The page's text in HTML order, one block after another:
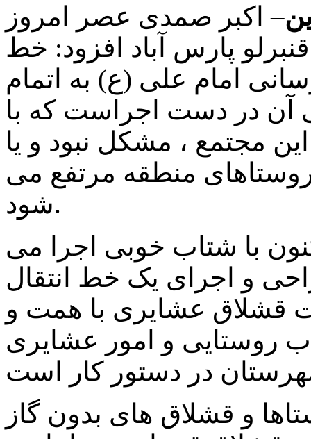
– اکبر صمدی عصر امروز
پارس آباد افزود: خط
امام علی (ع) به اتمام
آن در دست اجراست که با
مجتمع ، مشکل نبود و یا
منطقه مرتفع می
شود.
با شتاب خوبی اجرا می
و اجرای یک خط انتقال
قشلاق عشایری با همت و
روستایی و امور عشایری
و قشلاق های بدون گاز